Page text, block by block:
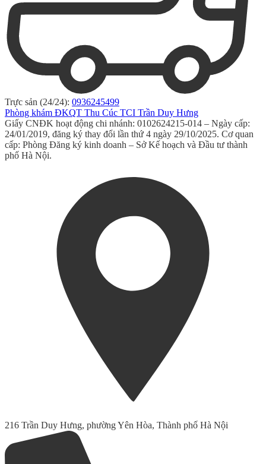
Trực sản (24/24): 0936245499
Phòng khám ĐKQT Thu Cúc TCI Trần Duy Hưng
Giấy CNĐK hoạt động chi nhánh: 0102624215-014 – Ngày cấp:
24/01/2019, đăng ký thay đổi lần thứ 4 ngày 29/10/2025. Cơ quan
cấp: Phòng Đăng ký kinh doanh – Sở Kế hoạch và Đầu tư thành
phố Hà Nội.
216 Trần Duy Hưng, phường Yên Hòa, Thành phố Hà Nội